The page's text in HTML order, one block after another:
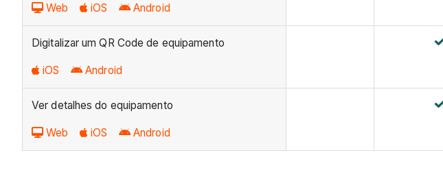
Web iOS Android
Digitalizar um QR Code de equipamento
iOS Android
Ver detalhes do equipamento
Web iOS Android